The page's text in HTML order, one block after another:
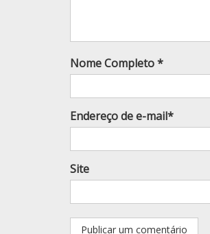
Nome Completo *
Endereço de e-mail*
Site